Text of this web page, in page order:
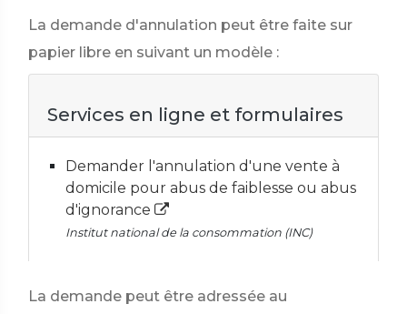
La demande d'annulation peut être faite sur
papier libre en suivant un modèle :
Services en ligne et formulaires
Demander l'annulation d'une vente à
domicile pour abus de faiblesse ou abus
d'ignorance
Institut national de la consommation (INC)
La demande peut être adressée au